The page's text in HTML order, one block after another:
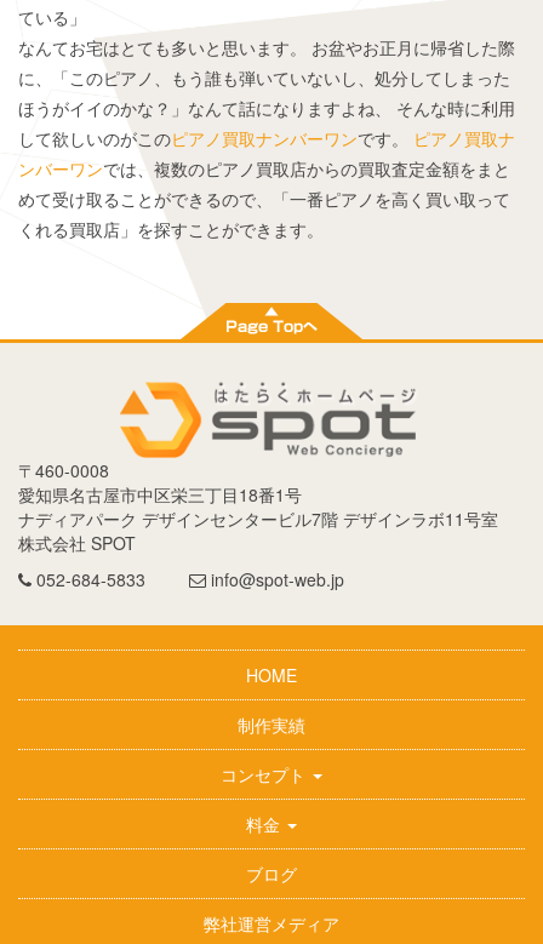
ている」
なんてお宅はとても多いと思います。 お盆やお正月に帰省した際
に、「このピアノ、もう誰も弾いていないし、処分してしまった
ほうがイイのかな？」なんて話になりますよね、 そんな時に利用
して欲しいのがこのピアノ買取ナンバーワンです。 ピアノ買取ナ
ンバーワンでは、複数のピアノ買取店からの買取査定金額をまと
めて受け取ることができるので、「一番ピアノを高く買い取って
くれる買取店」を探すことができます。
〒 460-0008
愛知県名古屋市中区栄三丁目18番1号
ナディアパーク デザインセンタービル7階 デザインラボ11号室
株式会社 SPOT
052-684-5833
info@spot-web.jp
HOME
制作実績
コンセプト
料金
ブログ
弊社運営メディア